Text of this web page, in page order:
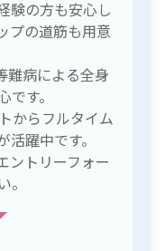
験の方も安心し
プの道筋も用意
難病による全身
す。
からフルタイム
躍中です。
ントリーフォー